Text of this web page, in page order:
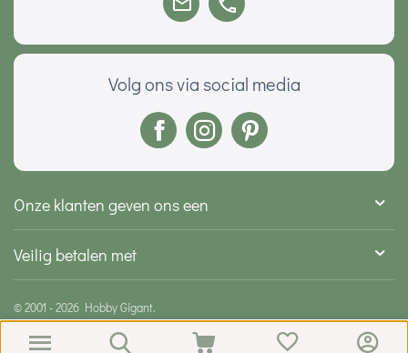
Volg ons via social media
Onze klanten geven ons een
Veilig betalen met
© 2001 - 2026 Hobby Gigant.